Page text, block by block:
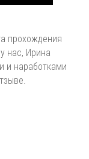
прохождения
нас, Ирина
и наработками